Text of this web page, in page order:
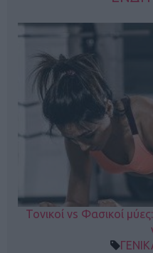
Τονικοί vs Φασικοί μύες: